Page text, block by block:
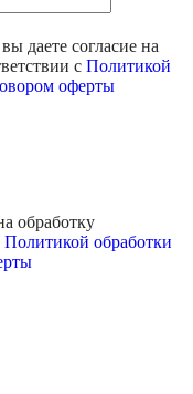
даете согласие на
с Политикой
оферты
обработку
Политикой обработки